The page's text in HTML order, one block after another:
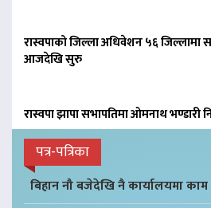
रास्वपाको जिल्ला अधिवेशन ५६ जिल्लामा
आजदेखि सुरु
रास्वपा झापा सभापतिमा ओमनाथ भण्डारी
पत्र-पत्रिका
बिहान नौ बजेदेखि नै कार्यालयमा काम